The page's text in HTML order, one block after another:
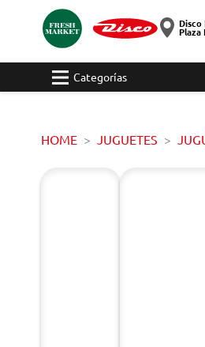
Disco
Plaza
Categorías
HOME JUGUETES